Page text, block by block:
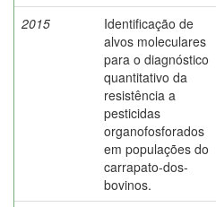
2015
Identificação de
alvos moleculares
para o diagnóstico
quantitativo da
resistência a
pesticidas
organofosforados
em populações do
carrapato-dos-
bovinos.